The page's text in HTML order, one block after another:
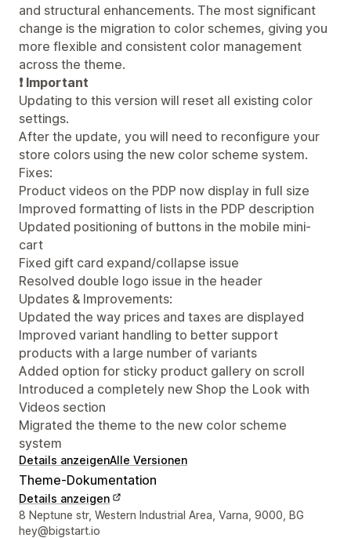
and structural enhancements. The most significant
change is the migration to color schemes, giving you
more flexible and consistent color management
across the theme.
❗ Important
Updating to this version will reset all existing color
settings.
After the update, you will need to reconfigure your
store colors using the new color scheme system.
Fixes:
Product videos on the PDP now display in full size
Improved formatting of lists in the PDP description
Updated positioning of buttons in the mobile mini-
cart
Fixed gift card expand/collapse issue
Resolved double logo issue in the header
Updates & Improvements:
Updated the way prices and taxes are displayed
Improved variant handling to better support
products with a large number of variants
Added option for sticky product gallery on scroll
Introduced a completely new Shop the Look with
Videos section
Migrated the theme to the new color scheme
system
Details anzeigenAlle Versionen
Theme-Dokumentation
Details anzeigen
Designer-Kontaktdaten
8 Neptune str, Western Industrial Area, Varna, 9000, BG
hey@bigstart.io